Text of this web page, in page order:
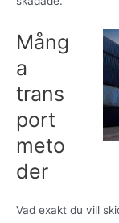
Mång
a
trans
port
meto
der
Vad exakt du vill